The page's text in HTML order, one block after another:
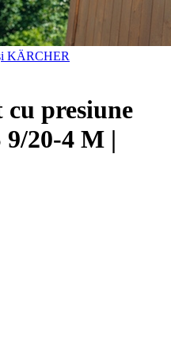
KÄRCHER
presiune
20-4 M |